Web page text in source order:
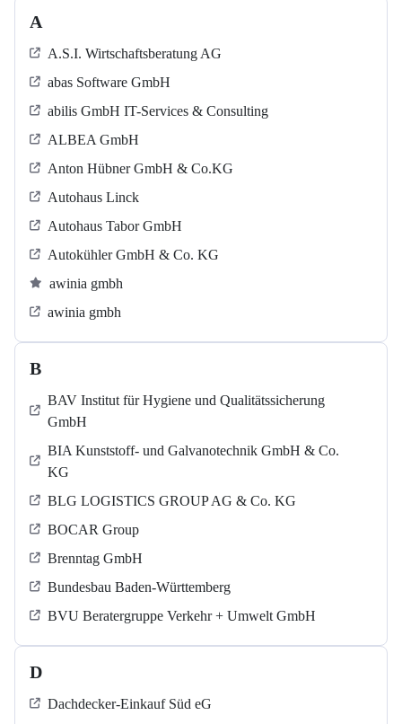
A
A.S.I. Wirtschaftsberatung AG
abas Software GmbH
abilis GmbH IT-Services & Consulting
ALBEA GmbH
Anton Hübner GmbH & Co.KG
Autohaus Linck
Autohaus Tabor GmbH
Autokühler GmbH & Co. KG
awinia gmbh
awinia gmbh
B
BAV Institut für Hygiene und Qualitätssicherung
GmbH
BIA Kunststoff- und Galvanotechnik GmbH & Co.
KG
BLG LOGISTICS GROUP AG & Co. KG
BOCAR Group
Brenntag GmbH
Bundesbau Baden-Württemberg
BVU Beratergruppe Verkehr + Umwelt GmbH
D
Dachdecker-Einkauf Süd eG